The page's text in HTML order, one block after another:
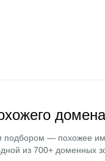
домена
подбором — похожее
из 700+ доменных